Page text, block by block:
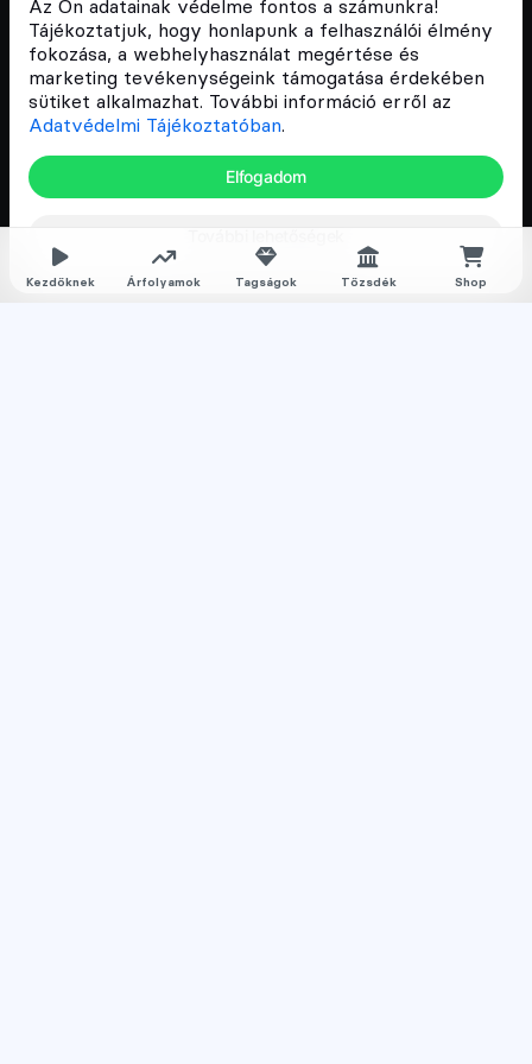
Kezdőknek Árfolyamok Tagságok Tőzsdék Shop
Az Ön adatainak védelme fontos a számunkra!
Tájékoztatjuk, hogy honlapunk a felhasználói élmény
fokozása, a webhelyhasználat megértése és
marketing tevékenységeink támogatása érdekében
sütiket alkalmazhat. További információ erről az
Adatvédelmi Tájékoztatóban.
Elfogadom
népszerűsítését Magyarországon, ezért 2018 óta a
Cryptofalka célja, hogy biztosítsa a hazai közösség
és vállalatok digitális oktatását és fejlődését.
Oldalak
Árfolyamok
Rólunk